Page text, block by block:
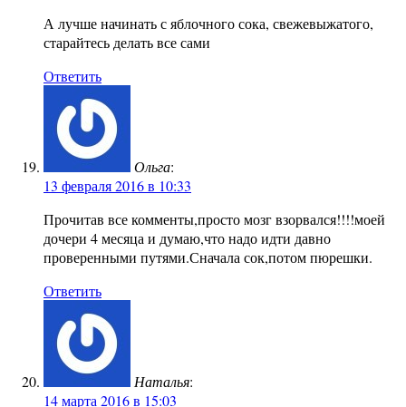
А лучше начинать с яблочного сока, свежевыжатого,
старайтесь делать все сами
Ответить
Ольга:
13 февраля 2016 в 10:33
Прочитав все комменты,просто мозг взорвался!!!!моей
дочери 4 месяца и думаю,что надо идти давно
проверенными путями.Сначала сок,потом пюрешки.
Ответить
Наталья:
14 марта 2016 в 15:03